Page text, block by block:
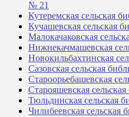
№ 21
Кутеремская сельская
Кучашевская сельская
Малокачаковская
Нижнекачмашевская
Новокильбахтинская
Сазовская сельская
Староорьебашевская
Старояшевская
Тюльдинская сельская
Чилибеевская